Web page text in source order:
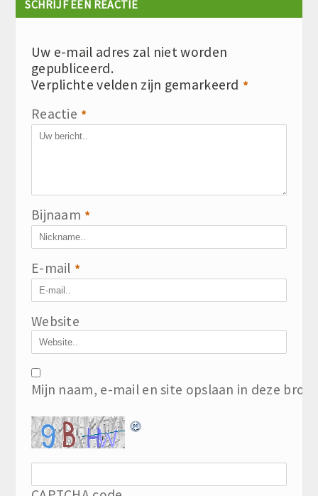
SCHRIJF EEN REACTIE
Uw e-mail adres zal niet worden
gepubliceerd.
Verplichte velden zijn gemarkeerd *
Reactie *
Bijnaam *
E-mail *
Website
Mijn naam, e-mail en site opslaan in deze